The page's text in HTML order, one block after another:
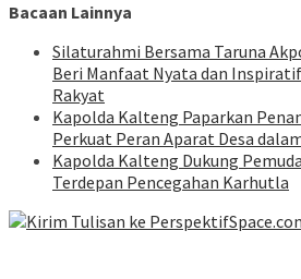
Bacaan Lainnya
Silaturahmi Bersama Taruna
Beri Manfaat Nyata dan
Rakyat
Kapolda Kalteng Paparkan
Perkuat Peran Aparat Desa
Kapolda Kalteng Dukung
Terdepan Pencegahan Karhutla